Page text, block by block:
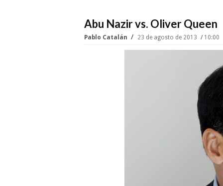
Abu Nazir vs. Oliver Queen
Pablo Catalán 23 de agosto de 2013 10:00